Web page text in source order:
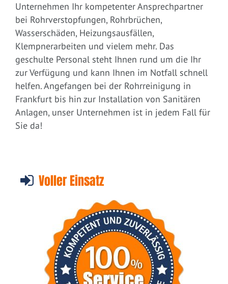
Unternehmen Ihr kompetenter Ansprechpartner
bei Rohrverstopfungen, Rohrbrüchen,
Wasserschäden, Heizungsausfällen,
Klempnerarbeiten und vielem mehr. Das
geschulte Personal steht Ihnen rund um die Ihr
zur Verfügung und kann Ihnen im Notfall schnell
helfen. Angefangen bei der Rohrreinigung in
Frankfurt bis hin zur Installation von Sanitären
Anlagen, unser Unternehmen ist in jedem Fall für
Sie da!
Voller Einsatz